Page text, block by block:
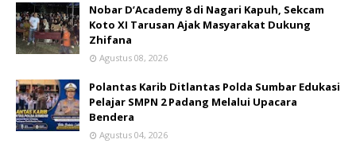
Nobar D’Academy 8 di Nagari Kapuh, Sekcam
Koto XI Tarusan Ajak Masyarakat Dukung
Zhifana
Agustus 08, 2026
Polantas Karib Ditlantas Polda Sumbar Edukasi
Pelajar SMPN 2 Padang Melalui Upacara
Bendera
Agustus 04, 2026